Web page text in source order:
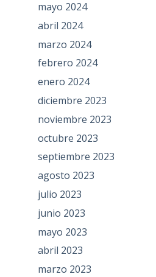
mayo 2024
abril 2024
marzo 2024
febrero 2024
enero 2024
diciembre 2023
noviembre 2023
octubre 2023
septiembre 2023
agosto 2023
julio 2023
junio 2023
mayo 2023
abril 2023
marzo 2023